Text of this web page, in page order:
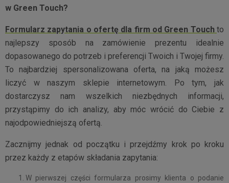
w Green Touch?
Formularz zapytania o ofertę dla firm od Green Touch to
najlepszy sposób na zamówienie prezentu idealnie
dopasowanego do potrzeb i preferencji Twoich i Twojej firmy.
To najbardziej spersonalizowana oferta, na jaką możesz
liczyć w naszym sklepie internetowym. Po tym, jak
dostarczysz nam wszelkich niezbędnych informacji,
przystąpimy do ich analizy, aby móc wrócić do Ciebie z
najodpowiedniejszą ofertą.
Zacznijmy jednak od początku i przejdźmy krok po kroku
przez każdy z etapów składania zapytania:
W pierwszej części formularza prosimy klienta o podanie